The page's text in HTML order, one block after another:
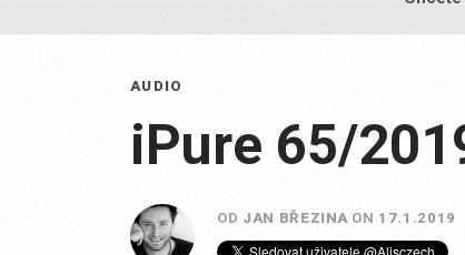
AUDIO
iPure 65/
OD JAN BŘEZINA ON 17.1.2019